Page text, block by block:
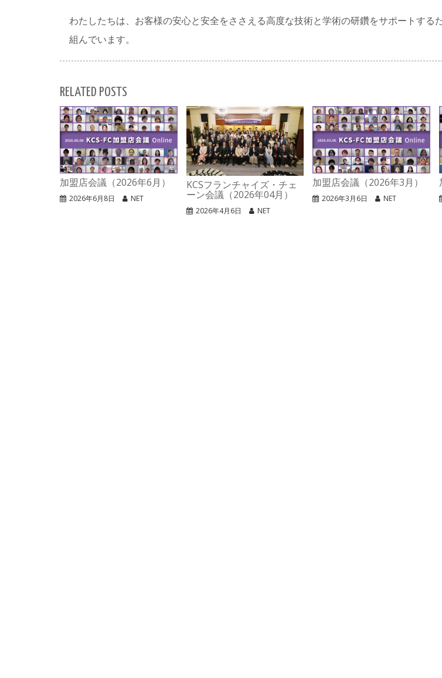
わたしたちは、お客様の安心と安全をささえる高度な技術と学術の研鑽をサポートする
組んでいます。
RELATED POSTS
加盟店会議（2026年6月）
2026年6月8日 NET
KCSフランチャイズ・チェ
ーン会議（2026年04月）
2026年4月6日 NET
加盟店会議（2026年3月）
2026年3月6日 NET